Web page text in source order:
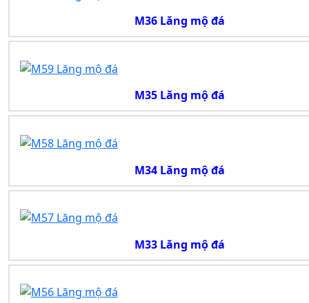
M36 Lăng mộ đá
M35 Lăng mộ đá
M34 Lăng mộ đá
M33 Lăng mộ đá